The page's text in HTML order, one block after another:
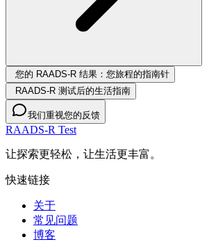
您的 RAADS-R 结果：您旅程的指南针
RAADS-R 测试后的生活指南
我们重视您的反馈
RAADS-R Test
让探索更轻松，让生活更丰富。
快速链接
关于
常见问题
博客